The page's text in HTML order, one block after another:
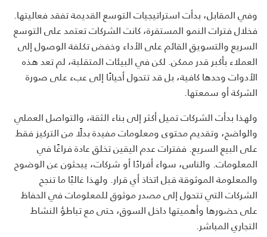
وفي المقابل، بدأت استراتيجيات التوسع القديمة تفقد فعاليتها.
فخلال فترات النمو المستقرة، كانت الشركات تعتمد على التوسع
السريع والتسويق القائم على الأداء وخفض تكلفة الوصول إلى
العملاء بأكبر قدر ممكن. لكن في البيئات المتقلبة، لم تعد هذه
الأدوات وحدها كافية، بل قد تتحول أحيانًا إلى عبء على صورة
الشركة أو سمعتها.
ولهذا بدأت الشركات تميل أكثر إلى بناء الثقة، والتواصل العملي
والواضح، وتقديم محتوى ومعلومات مفيدة بدلًا من التركيز فقط
على البيع السريع. ففترات عدم اليقين تخلق عادة فراغًا في
المعلومات. والناس، سواء أفرادًا أو شركات، يبحثون عن الوضوح
والمعلومة الموثوقة قبل اتخاذ أي قرار. ولهذا غالبًا ما تنجح
الشركات التي تتحول إلى مصدر موثوق للمعلومات في الحفاظ
على حضورها وأهميتها داخل السوق، حتى مع تباطؤ النشاط
التجاري المباشر.